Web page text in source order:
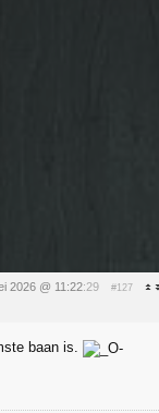
2026 @ 11:22:29 #127
baan is.